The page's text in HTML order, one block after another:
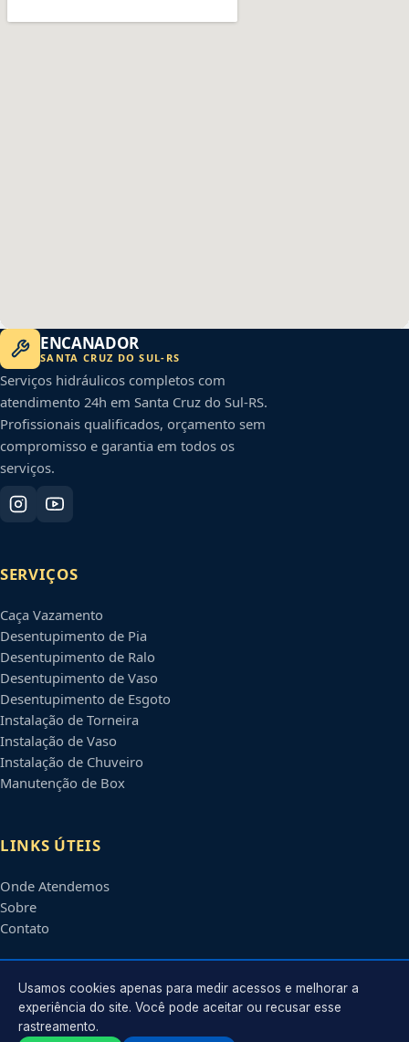
ENCANADOR
SANTA CRUZ DO SUL- RS
Serviços hidráulicos completos com
atendimento 24h em Santa Cruz do Sul-RS.
Profissionais qualificados, orçamento sem
compromisso e garantia em todos os
serviços.
SERVIÇOS
Caça Vazamento
Desentupimento de Pia
Desentupimento de Ralo
Desentupimento de Vaso
Desentupimento de Esgoto
Instalação de Torneira
Instalação de Vaso
Instalação de Chuveiro
Manutenção de Box
LINKS ÚTEIS
Onde Atendemos
Sobre
Contato
CONTATO
Atendimento em
Usamos cookies apenas para medir acessos e melhorar a
experiência do site. Você pode aceitar ou recusar esse
rastreamento.